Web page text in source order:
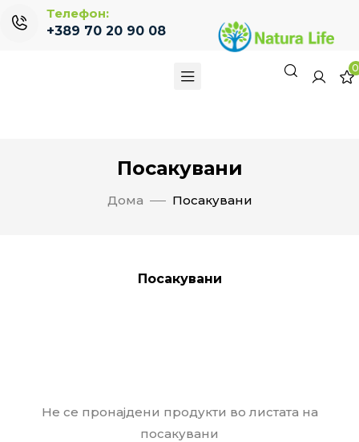
Телефон:
+389 70 20 90 08
0
Посакувани
Дома Посакувани
Посакувани
Не се пронајдени продукти во листата на
посакувани